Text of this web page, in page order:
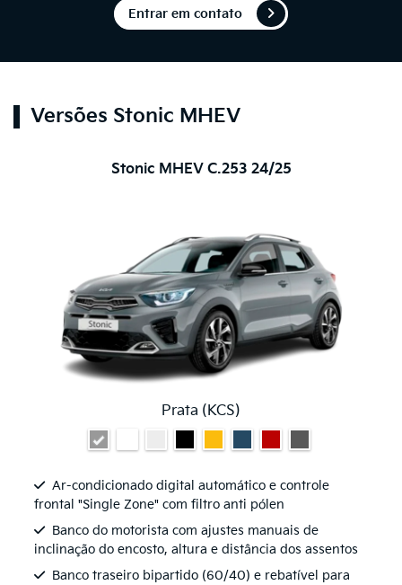
Entrar em contato
Versões Stonic MHEV
Stonic MHEV C.253 24/25
Prata (KCS)
Ar-condicionado digital automático e controle
frontal "Single Zone" com filtro anti pólen
Banco do motorista com ajustes manuais de
inclinação do encosto, altura e distância dos assentos
Banco traseiro bipartido (60/40) e rebatível para